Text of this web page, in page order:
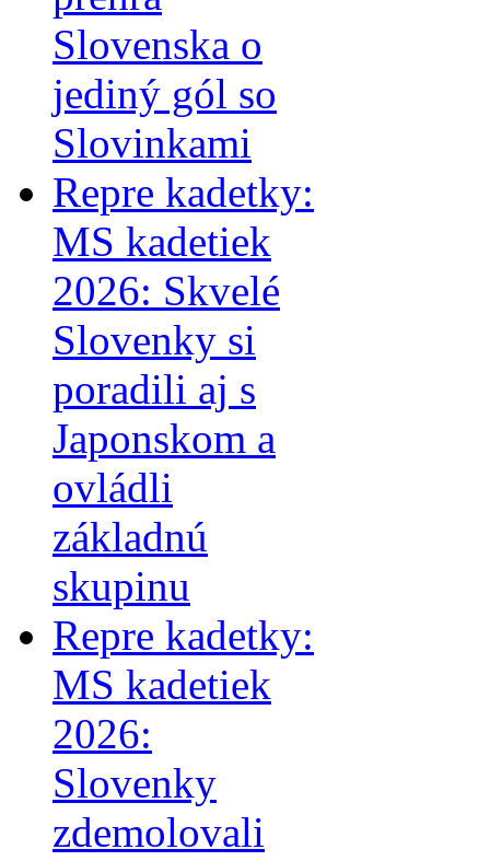
Slovenska o
jediný gól so
Slovinkami
Repre kadetky:
MS kadetiek
2026: Skvelé
Slovenky si
poradili aj s
Japonskom a
ovládli
základnú
skupinu
Repre kadetky:
MS kadetiek
2026:
Slovenky
zdemolovali